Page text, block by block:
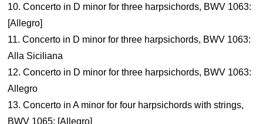
10. Concerto in D minor for three harpsichords, BWV 1063:
[Allegro]
11. Concerto in D minor for three harpsichords, BWV 1063:
Alla Siciliana
12. Concerto in D minor for three harpsichords, BWV 1063:
Allegro
13. Concerto in A minor for four harpsichords with strings,
BWV 1065: [Allegro]